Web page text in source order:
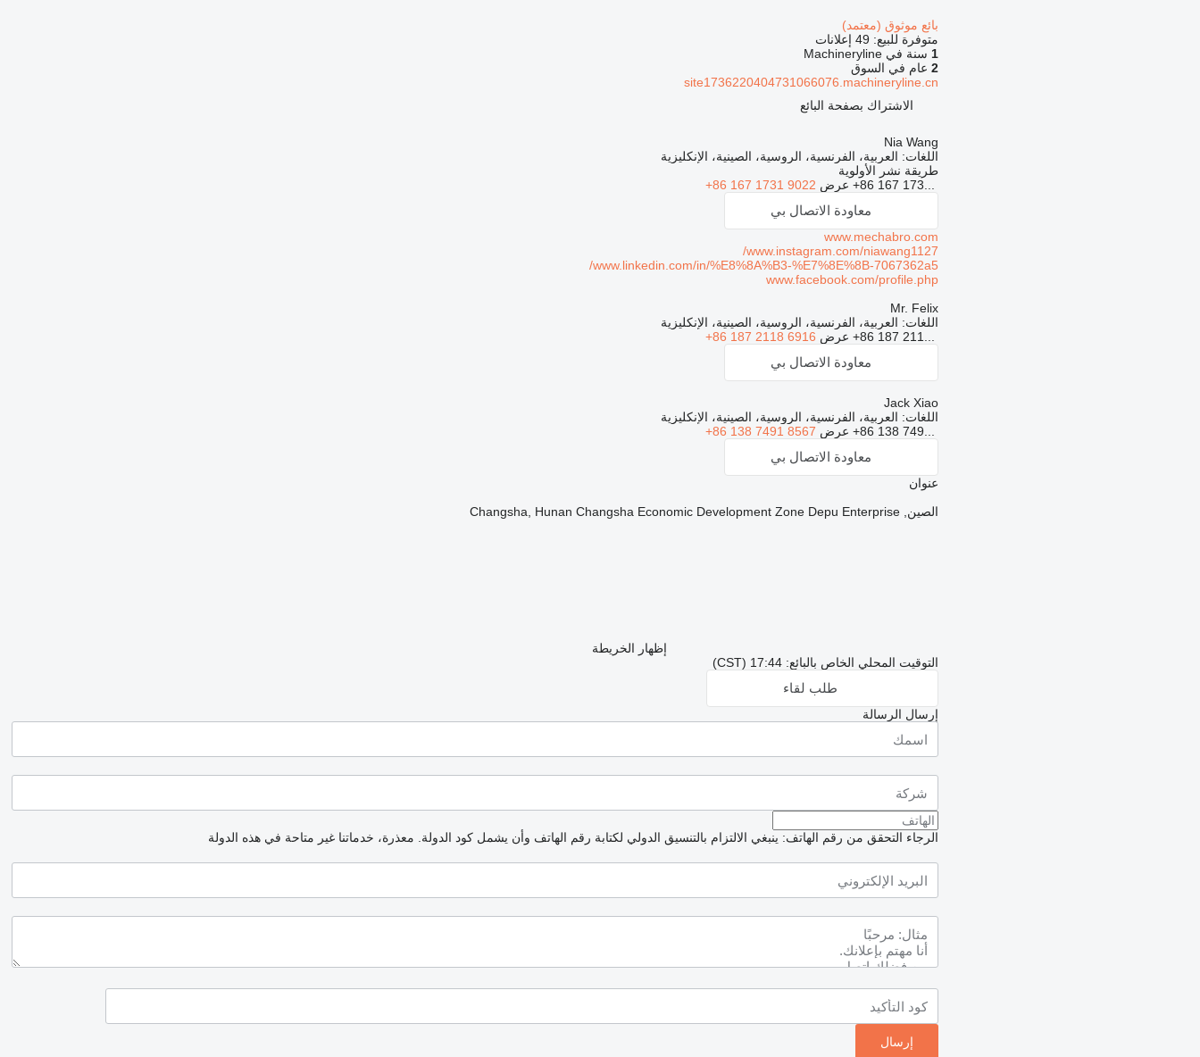
بائع موثوق (معتمد)
متوفرة للبيع: 49 إعلانات
1 سنة في Machineryline
2عام في السوق
site1736220404731066076.machineryline.cn
الاشتراك بصفحة البائع
Nia Wang
اللغات: العربية، الفرنسية، الروسية، الصينية، الإنكليزية
طريقة نشر الأولوية
+86 167 173... عرض +86 167 1731 9022
معاودة الاتصال بي
www.mechabro.com
www.instagram.com/niawang1127/
www.linkedin.com/in/%E8%8A%B3-%E7%8E%8B-7067362a5/
www.facebook.com/profile.php
Mr. Felix
اللغات: العربية، الفرنسية، الروسية، الصينية، الإنكليزية
+86 187 211... عرض +86 187 2118 6916
معاودة الاتصال بي
Jack Xiao
اللغات: العربية، الفرنسية، الروسية، الصينية، الإنكليزية
+86 138 749... عرض +86 138 7491 8567
معاودة الاتصال بي
عنوان
الصين, Changsha, Hunan Changsha Economic Development Zone Depu Enterprise
إظهار الخريطة
التوقيت المحلي الخاص بالبائع: 17:44 (CST)
طلب لقاء
إرسال الرسالة
الرجاء التحقق من رقم الهاتف: ينبغي الالتزام بالتنسيق الدولي لكتابة رقم الهاتف وأن يشمل كود الدولة. معذرة، خدماتنا غير متاحة في هذه الدولة